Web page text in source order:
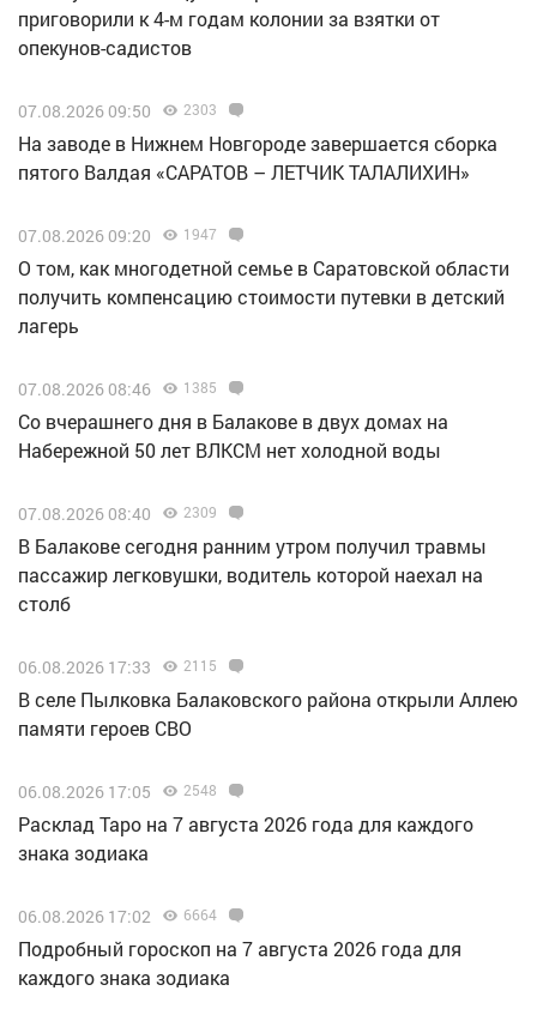
приговорили к 4-м годам колонии за взятки от
опекунов-садистов
07.08.2026 09:50 2303
Н️а заводе в Нижнем Новгороде завершается сборка
пятого Валдая «САРАТОВ – ЛЕТЧИК ТАЛАЛИХИН»
07.08.2026 09:20 1947
О том, как многодетной семье в Саратовской области
получить компенсацию стоимости путевки в детский
лагерь
07.08.2026 08:46 1385
Со вчерашнего дня в Балакове в двух домах на
Набережной 50 лет ВЛКСМ нет холодной воды
07.08.2026 08:40 2309
В Балакове сегодня ранним утром получил травмы
пассажир легковушки, водитель которой наехал на
столб
06.08.2026 17:33 2115
В селе Пылковка Балаковского района открыли Аллею
памяти героев СВО
06.08.2026 17:05 2548
Расклад Таро на 7 августа 2026 года для каждого
знака зодиака
06.08.2026 17:02 6664
Подробный гороскоп на 7 августа 2026 года для
каждого знака зодиака